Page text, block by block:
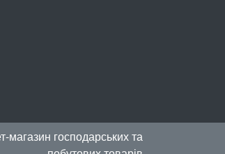
магазин господарських та